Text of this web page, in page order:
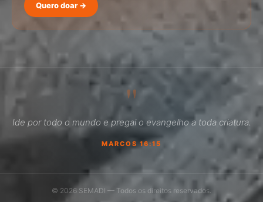
Quero doar →
"
Ide por todo o mundo e pregai o evangelho a toda criatura.
MARCOS 16:15
© 2026 SEMADI — Todos os direitos reservados.
Como faço para doar?
Como ser um promotor?